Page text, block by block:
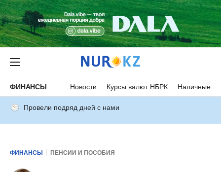
ФИНАНСЫ Новости Курсы валют НБРК Наличные
Провели подряд дней с нами
ФИНАНСЫ ПЕНСИИ И ПОСОБИЯ